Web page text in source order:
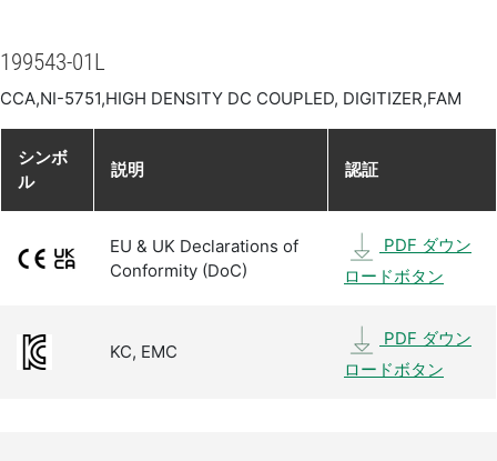
199543-01L
CCA,NI-5751,HIGH DENSITY DC COUPLED, DIGITIZER,FAM
シンボ
ル
説明 認証
EU & UK Declarations of
Conformity (DoC)
PDF ダウン
ロードボタン
KC, EMC
PDF ダウン
ロードボタン